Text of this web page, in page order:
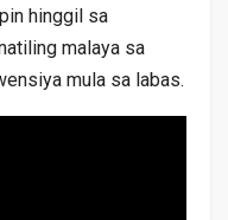
hinggil sa
malaya sa
mula sa labas.